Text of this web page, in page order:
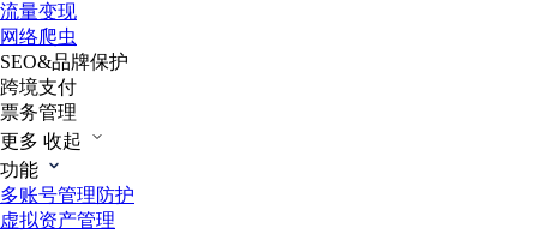
流量变现
网络爬虫
SEO&品牌保护
跨境支付
票务管理
更多 收起
功能
多账号管理防护
虚拟资产管理